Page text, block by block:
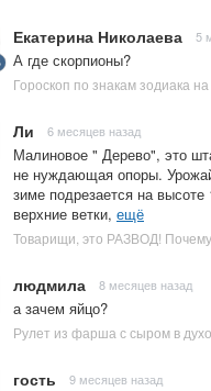
Екатерина Николаева 5
А где скорпионы?
Гороскоп по знакам зодиака
Ли 6 месяцев назад
Малиновое " Дерево", это
не нуждающая опоры.
зиме подрезается на
верхние ветки, ещё
людмила 8 месяцев назад
а зачем яйцо?
Рулет из фарша с сыром в
гость 9 месяцев назад